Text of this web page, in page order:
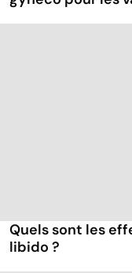
Quels sont les
libido ?